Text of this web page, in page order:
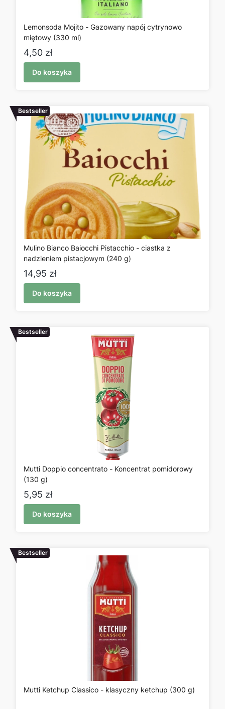
Lemonsoda Mojito - Gazowany napój cytrynowo
miętowy (330 ml)
Cena
4,50 zł
Do koszyka
Bestseller
Mulino Bianco Baiocchi Pistacchio - ciastka z
nadzieniem pistacjowym (240 g)
Cena
14,95 zł
Do koszyka
Bestseller
Mutti Doppio concentrato - Koncentrat pomidorowy
(130 g)
Cena
5,95 zł
Do koszyka
Bestseller
Mutti Ketchup Classico - klasyczny ketchup (300 g)